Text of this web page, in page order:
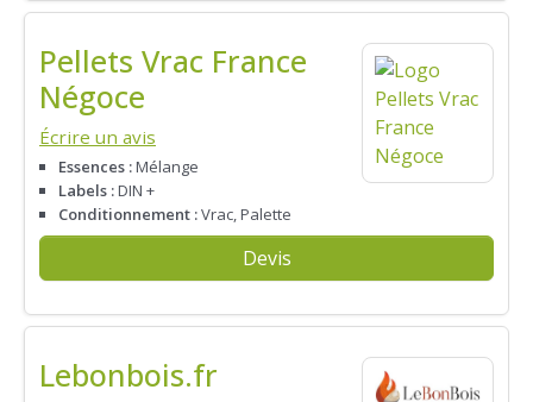
Pellets Vrac France
Négoce
Écrire un avis
Essences :Mélange
Labels :DIN +
Conditionnement :Vrac, Palette
Devis
Lebonbois.fr